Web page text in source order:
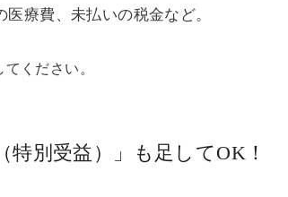
療費、未払いの税金など。
ください。
特別受益）」も足してOK！